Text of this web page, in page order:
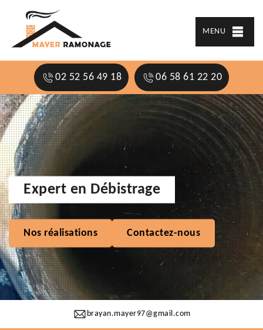
MENU
02 52 56 49 18 06 58 61 22 20
brayan.mayer97@gmail.com
Expert en Débistrage
Nos réalisations Contactez-nous